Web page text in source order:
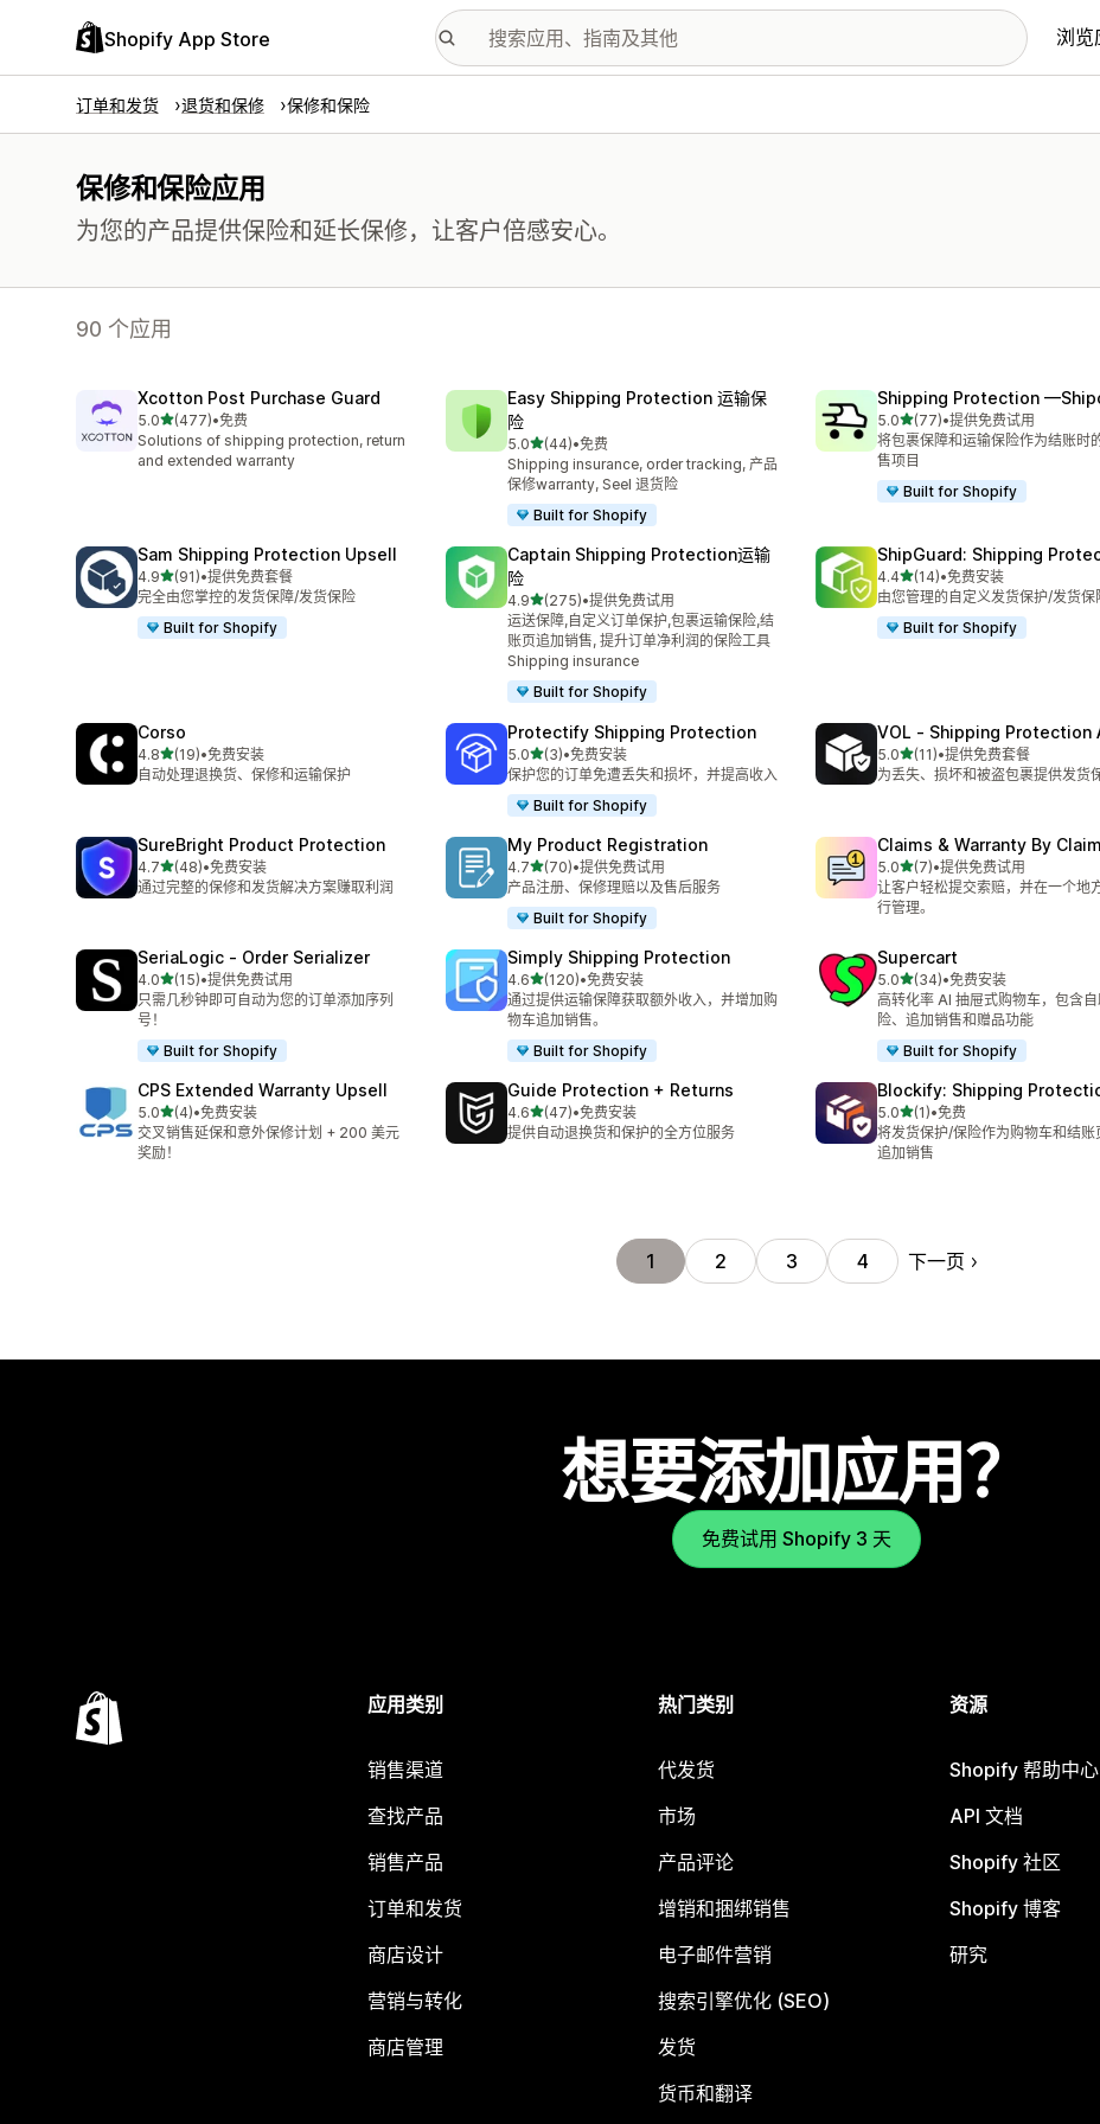
Shopify App Store 浏览
订单和发货 退货和保修 保修和保险
保修和保险应用
为您的产品提供保险和延长保修，让客户倍感安心。
90 个应用
Xcotton Post Purchase Guard
5.0星（满分 5 星）
(477)
总共 477 条评论
•免费
Solutions of shipping protection, return
and extended warranty
Easy Shipping Protection 运输保
险
5.0星（满分 5 星）
(44)
总共 44 条评论
•免费
Shipping insurance, order tracking, 产品
保修warranty, Seel 退货险
Built for Shopify
Shipping Protection
5.0星（满分 5 星）
(77)
总共 77 条评论
•提供免费试用
将包裹保障和运输保险作为结账时
售项目
Built for Shopify
Sam Shipping Protection Upsell
4.9星（满分 5 星）
(91)
总共 91 条评论
•提供免费套餐
完全由您掌控的发货保障/发货保险
Built for Shopify
Captain Shipping Protection运输
险
4.9星（满分 5 星）
(275)
总共 275 条评论
•提供免费试用
运送保障,自定义订单保护,包裹运输保险,结
账页追加销售, 提升订单净利润的保险工具
Shipping insurance
Built for Shopify
ShipGuard: Shipping
4.4星（满分 5 星）
(14)
总共 14 条评论
•免费安装
由您管理的自定义发货保护/发货保
Built for Shopify
Corso
4.8星（满分 5 星）
(19)
总共 19 条评论
•免费安装
自动处理退换货、保修和运输保护
Protectify Shipping Protection
5.0星（满分 5 星）
(3)
总共 3 条评论
•免费安装
保护您的订单免遭丢失和损坏，并提高收入
Built for Shopify
VOL ‑ Shipping Protection
5.0星（满分 5 星）
(11)
总共 11 条评论
•提供免费套餐
为丢失、损坏和被盗包裹提供发货
SureBright Product Protection
4.7星（满分 5 星）
(48)
总共 48 条评论
•免费安装
通过完整的保修和发货解决方案赚取利润
My Product Registration
4.7星（满分 5 星）
(70)
总共 70 条评论
•提供免费试用
产品注册、保修理赔以及售后服务
Built for Shopify
Claims & Warranty By
5.0星（满分 5 星）
(7)
总共 7 条评论
•提供免费试用
让客户轻松提交索赔，并在一个地
行管理。
SeriaLogic ‑ Order Serializer
4.0星（满分 5 星）
(15)
总共 15 条评论
•提供免费试用
只需几秒钟即可自动为您的订单添加序列
号！
Built for Shopify
Simply Shipping Protection
4.6星（满分 5 星）
(120)
总共 120 条评论
•免费安装
通过提供运输保障获取额外收入，并增加购
物车追加销售。
Built for Shopify
Supercart
5.0星（满分 5 星）
(34)
总共 34 条评论
•免费安装
高转化率 AI 抽屉式购物车，包含
险、追加销售和赠品功能
Built for Shopify
CPS Extended Warranty Upsell
5.0星（满分 5 星）
(4)
总共 4 条评论
•免费安装
交叉销售延保和意外保修计划 + 200 美元
奖励！
Guide Protection + Returns
4.6星（满分 5 星）
(47)
总共 47 条评论
•免费安装
提供自动退换货和保护的全方位服务
Blockify: Shipping
5.0星（满分 5 星）
(1)
总共 1 条评论
•免费
将发货保护/保险作为购物车和结账
追加销售
1 2 3 4 下一页
想要添加应用？
免费试用 Shopify 3 天
应用类别
销售渠道
查找产品
销售产品
订单和发货
商店设计
营销与转化
商店管理
热门类别
代发货
市场
产品评论
增销和捆绑销售
电子邮件营销
搜索引擎优化 (SEO)
发货
货币和翻译
资源
Shopify 帮助中心
API 文档
Shopify 社区
Shopify 博客
研究